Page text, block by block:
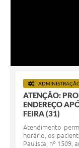
ATENÇÃO:
ENDEREÇO
FEIRA (31)
Atendimento
horário, os
Paulista, nº 1509,